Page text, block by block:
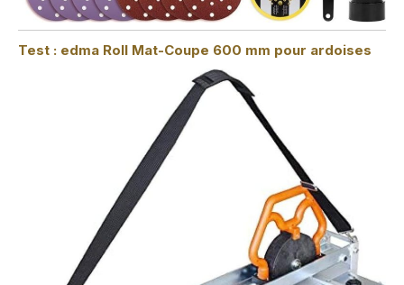
Test : edma Roll Mat-Coupe 600 mm pour ardoises